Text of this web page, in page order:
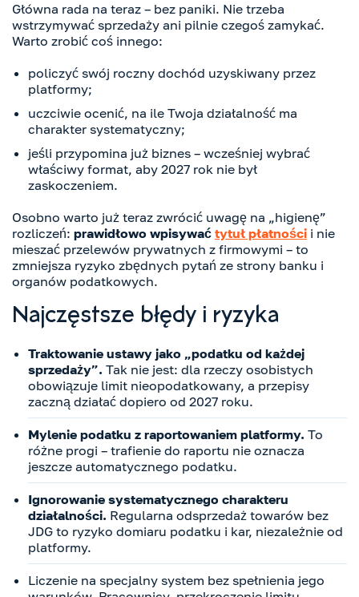
Główna rada na teraz – bez paniki. Nie trzeba
wstrzymywać sprzedaży ani pilnie czegoś zamykać.
Warto zrobić coś innego:
policzyć swój roczny dochód uzyskiwany przez
platformy;
uczciwie ocenić, na ile Twoja działalność ma
charakter systematyczny;
jeśli przypomina już biznes – wcześniej wybrać
właściwy format, aby 2027 rok nie był
zaskoczeniem.
Osobno warto już teraz zwrócić uwagę na „higienę”
rozliczeń: prawidłowo wpisywać tytuł płatności i nie
mieszać przelewów prywatnych z firmowymi – to
zmniejsza ryzyko zbędnych pytań ze strony banku i
organów podatkowych.
Najczęstsze błędy i ryzyka
Traktowanie ustawy jako „podatku od każdej
sprzedaży”. Tak nie jest: dla rzeczy osobistych
obowiązuje limit nieopodatkowany, a przepisy
zaczną działać dopiero od 2027 roku.
Mylenie podatku z raportowaniem platformy. To
różne progi – trafienie do raportu nie oznacza
jeszcze automatycznego podatku.
Ignorowanie systematycznego charakteru
działalności. Regularna odsprzedaż towarów bez
JDG to ryzyko domiaru podatku i kar, niezależnie od
platformy.
Liczenie na specjalny system bez spełnienia jego